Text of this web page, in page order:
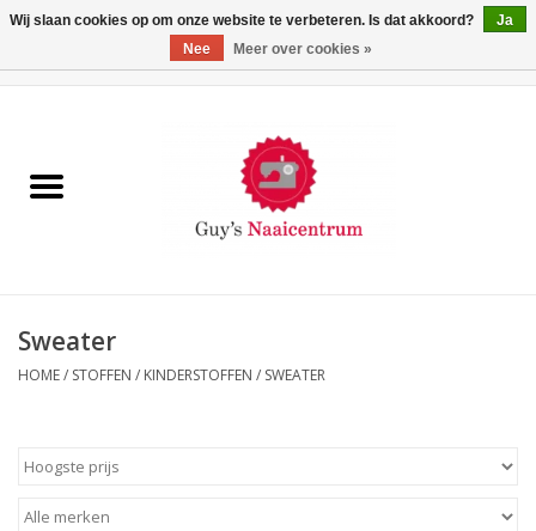
Machines
Paspoppen
Opbergsystemen
Sweater
HOME/ STOFFEN / KINDERSTOFFEN / SWEATER
Wij slaan cookies op om onze website te verbeteren. Is dat akkoord?
Ja
Nee
Meer over cookies »